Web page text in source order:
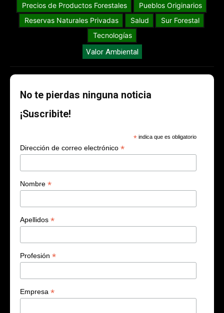
Precios de Productos Forestales
Pueblos Originarios
Reservas Naturales Privadas
Salud
Sur Forestal
Tecnologías
Valor Ambiental
No te pierdas ninguna noticia
¡Suscribite!
* indica que es obligatorio
Dirección de correo electrónico *
Nombre *
Apellidos *
Profesión *
Empresa *